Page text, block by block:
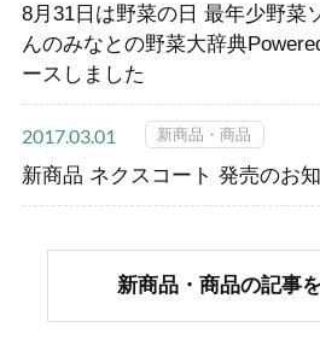
8月31日は野菜の日 最年少野菜
んのみなとの野菜大辞典
ースしました
2017.03.01 新商品・商品
新商品 ネクスコート 発売のお
新商品・商品の記事